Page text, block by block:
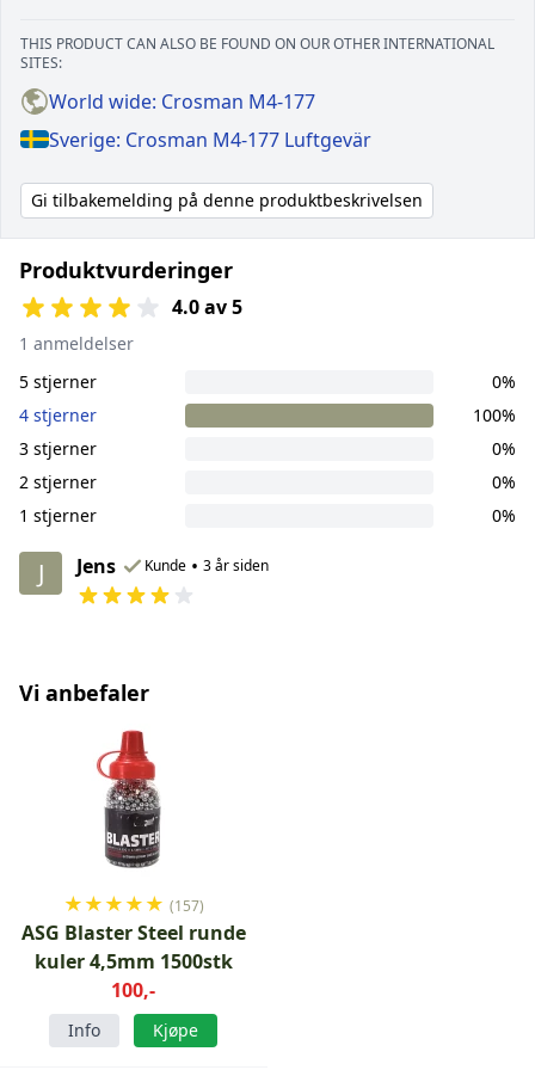
THIS PRODUCT CAN ALSO BE FOUND ON OUR OTHER INTERNATIONAL
SITES:
World wide: Crosman M4-177
Sverige: Crosman M4-177 Luftgevär
Gi tilbakemelding på denne produktbeskrivelsen
Produktvurderinger
4.0 av 5
1 anmeldelser
5 stjerner
0%
4 stjerner
100%
3 stjerner
0%
2 stjerner
0%
1 stjerner
0%
J Jens Kunde • 3 år siden
Vi anbefaler
★★★★★ (157)
ASG Blaster Steel runde
kuler 4,5mm 1500stk
100,-
Info Kjøpe